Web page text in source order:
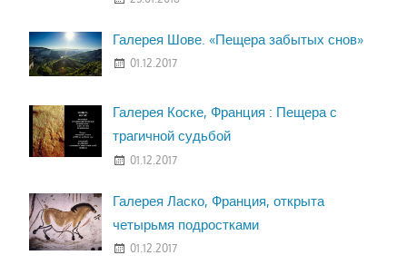
Галерея Шове. «Пещера забытых снов»
01.12.2017
Галерея Коске, Франция : Пещера с
трагичной судьбой
01.12.2017
Галерея Ласко, Франция, открыта
четырьмя подростками
01.12.2017